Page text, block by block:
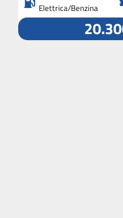
Elettrica/Benzina